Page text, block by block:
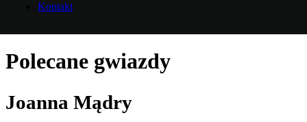
Kontakt
Polecane gwiazdy
Joanna Mądry